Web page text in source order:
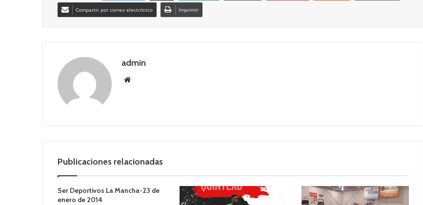
Compartir por correo electrónico Imprimir
admin
Publicaciones relacionadas
Ser Deportivos La Mancha-23 de
enero de 2014